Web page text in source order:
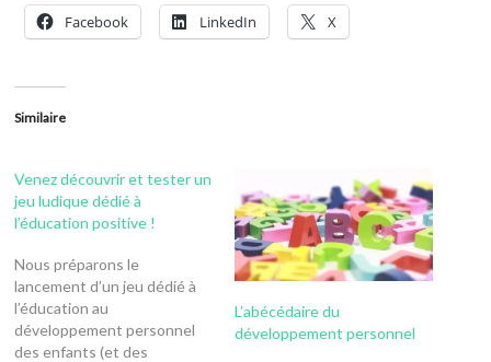
Facebook LinkedIn X
Similaire
Venez découvrir et tester un
jeu ludique dédié à
l’éducation positive !
Nous préparons le
lancement d’un jeu dédié à
l’éducation au
développement personnel
des enfants (et des
L’abécédaire du
développement personnel